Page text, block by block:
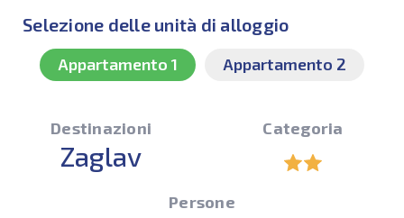
Selezione delle unità di alloggio
Appartamento 1 Appartamento 2
Destinazioni
Zaglav
Categoria
Persone